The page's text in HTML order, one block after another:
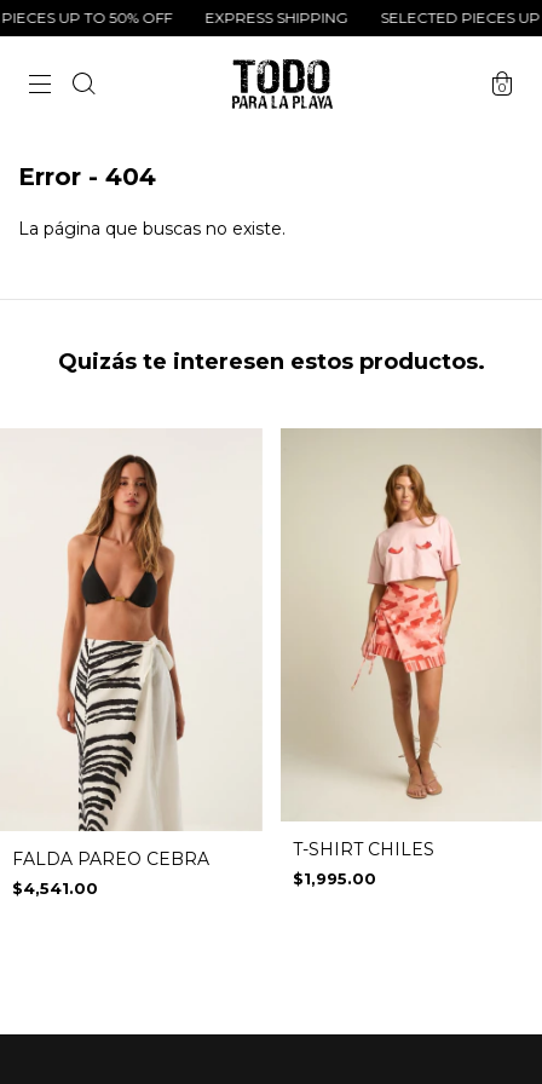
UP TO 50% OFF EXPRESS SHIPPING SELECTED PIECES UP
0
Error - 404
La página que buscas no existe.
Quizás te interesen estos productos.
FALDA PAREO CEBRA
$4,541.00
T-SHIRT CHILES
$1,995.00